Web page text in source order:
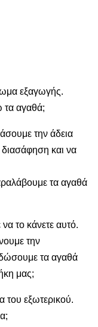
εξαγωγής.
τα αγαθά;
την άδεια
και να
τα αγαθά
το κάνετε αυτό.
την
τα αγαθά
μας;
του εξωτερικού.